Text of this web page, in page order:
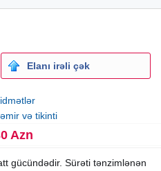
Elanı irəli çək
və tikinti
Azn
gücündədir. Sürəti tənzimlənən